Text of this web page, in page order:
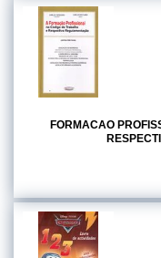
FORMACAO